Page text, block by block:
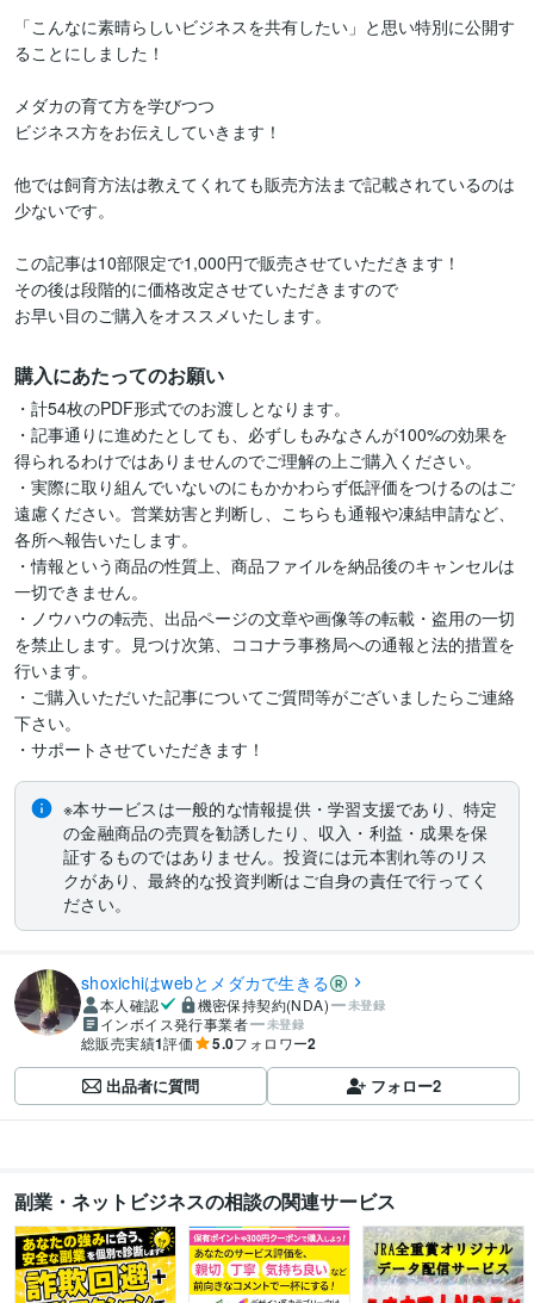
「こんなに素晴らしいビジネスを共有したい」と思い特別に公開す
ることにしました！
メダカの育て方を学びつつ
ビジネス方をお伝えしていきます！
他では飼育方法は教えてくれても販売方法まで記載されているのは
少ないです。
この記事は10部限定で1,000円で販売させていただきます！
その後は段階的に価格改定させていただきますので
お早い目のご購入をオススメいたします。
購入にあたってのお願い
・計54枚のPDF形式でのお渡しとなります。
・記事通りに進めたとしても、必ずしもみなさんが100%の効果を
得られるわけではありませんのでご理解の上ご購入ください。
・実際に取り組んでいないのにもかかわらず低評価をつけるのはご
遠慮ください。営業妨害と判断し、こちらも通報や凍結申請など、
各所へ報告いたします。
・情報という商品の性質上、商品ファイルを納品後のキャンセルは
一切できません。
・ノウハウの転売、出品ページの文章や画像等の転載・盗用の一切
を禁止します。見つけ次第、ココナラ事務局への通報と法的措置を
行います。
・ご購入いただいた記事についてご質問等がございましたらご連絡
下さい。
・サポートさせていただきます！
※本サービスは一般的な情報提供・学習支援であり、特定
の金融商品の売買を勧誘したり、収入・利益・成果を保
証するものではありません。投資には元本割れ等のリス
クがあり、最終的な投資判断はご自身の責任で行ってく
ださい。
shoxichiはwebとメダカで生きる
本人確認 機密保持契約(NDA) 未登録
インボイス発行事業者 未登録
総販売実績1評価 5.0フォロワー2
出品者に質問 フォロー2
副業・ネットビジネスの相談の関連サービス